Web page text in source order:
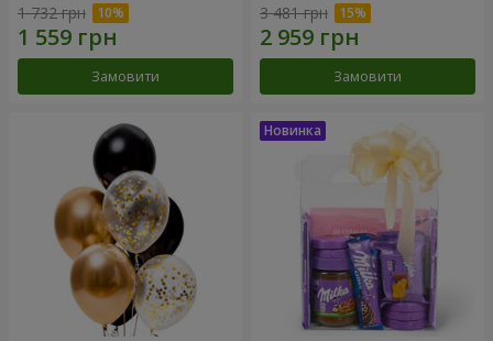
1 732 грн
Замовити
3 481 грн
Замовити